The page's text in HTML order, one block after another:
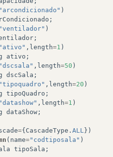
"arcondicionado" )
;
"ventilador" )
;
"ativo" , length=1 )
ativo ;
"dscsala" , length=50 )
dscSala ;
"tipoquadro" , length=20 )
tipoQuadro ;
"datashow" , length=1 )
dataShow ;
={ CascadeType . ALL })
( name="codtiposala" )
tipoSala ;